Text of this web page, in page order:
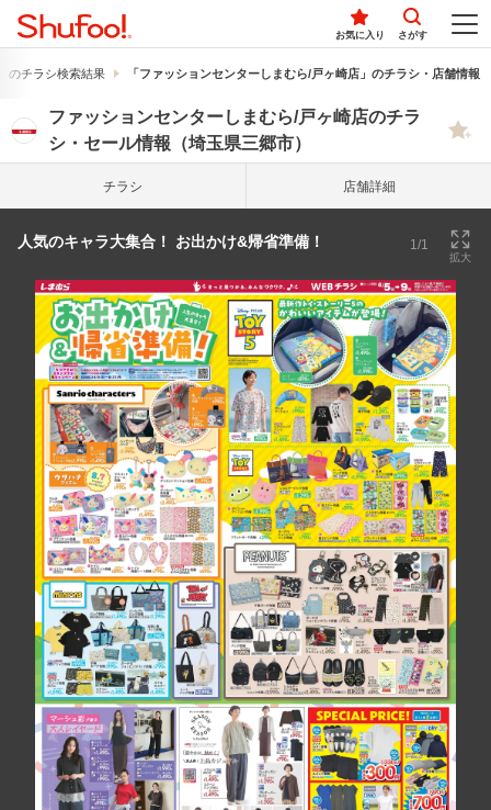
お気に入り さがす
のチラシ検索結果 「ファッションセンターしまむら/戸ヶ崎店」のチラシ・店舗情報
ファッションセンターしまむら/戸ヶ崎店のチラ
シ・セール情報（埼玉県三郷市）
チラシ 店舗詳細
人気のキャラ大集合！ お出かけ&帰省準備！ 1/1
拡大